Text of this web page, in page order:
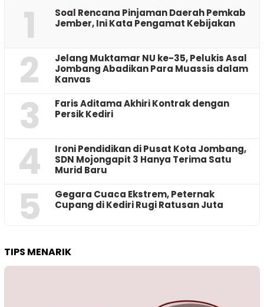
1
‎Soal Rencana Pinjaman Daerah Pemkab
Jember, Ini Kata Pengamat Kebijakan ‎
2
Jelang Muktamar NU ke-35, Pelukis Asal
Jombang Abadikan Para Muassis dalam
Kanvas
3
Faris Aditama Akhiri Kontrak dengan
Persik Kediri
4
Ironi Pendidikan di Pusat Kota Jombang,
SDN Mojongapit 3 Hanya Terima Satu
Murid Baru
5
‎Gegara Cuaca Ekstrem, Peternak
Cupang di Kediri Rugi Ratusan Juta
TIPS MENARIK